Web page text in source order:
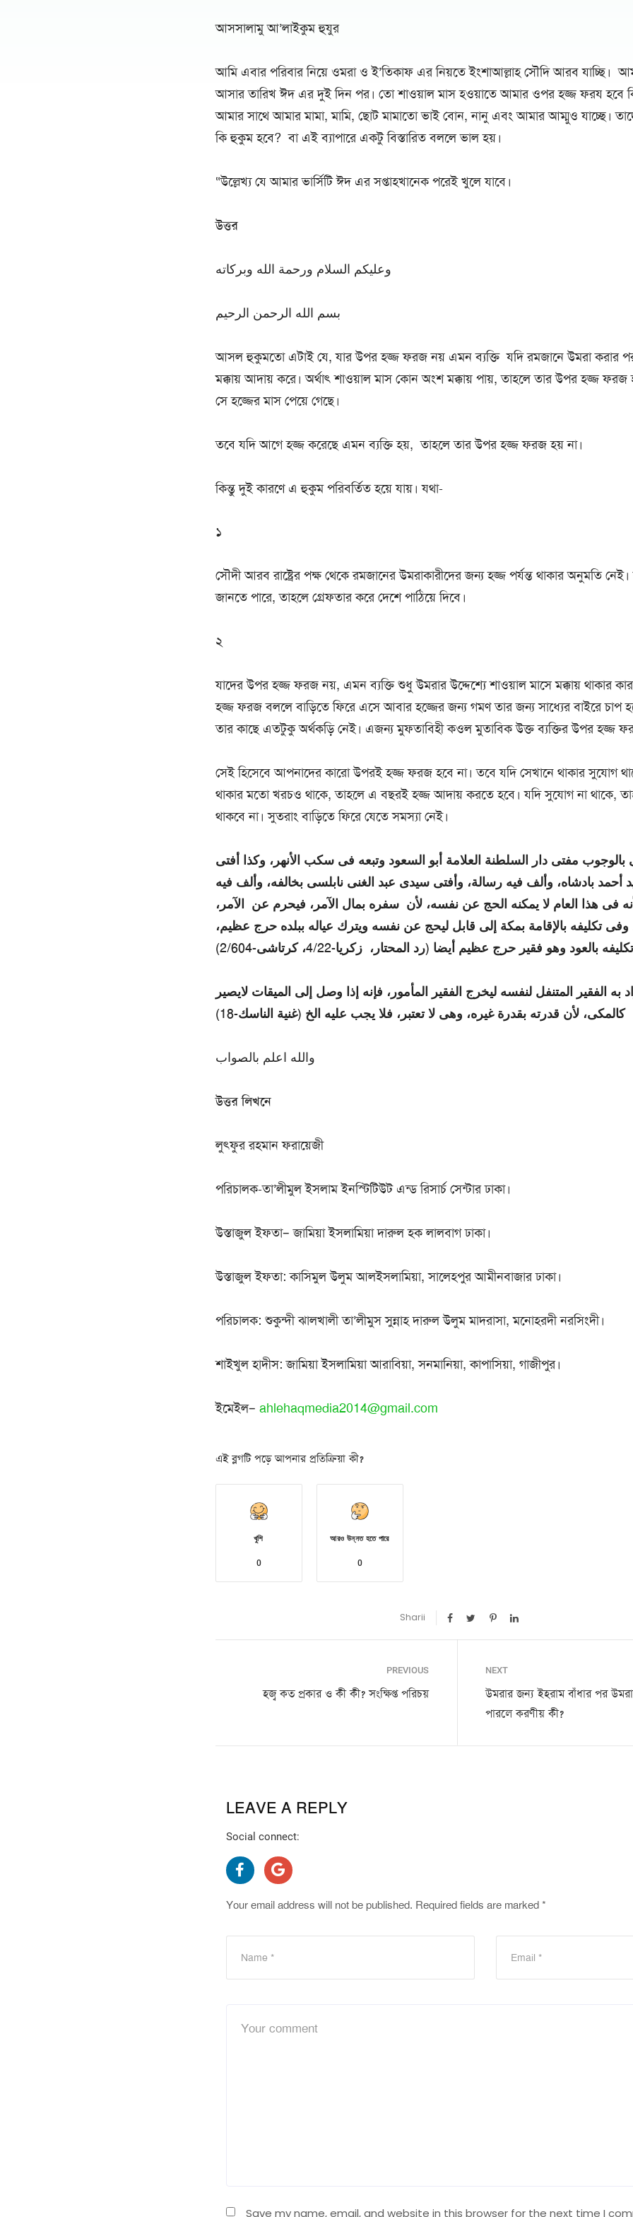
আসসালামু আ’লাইকুম হুযুর
আমি এবার পরিবার নিয়ে ওমরা ও ই’তিকাফ এর নিয়তে ইংশাআল্লাহ সৌদি আরব যাচ্ছি।
আসার তারিখ ঈদ এর দুই দিন পর। তো শাওয়াল মাস হওয়াতে আমার ওপর হজ্জ ফরয হবে
আমার সাথে আমার মামা, মামি, ছোট মামাতো ভাই বোন, নানু এবং আমার আম্মুও যাচ্ছে।
কি হুকুম হবে? বা এই ব্যাপারে একটু বিস্তারিত বললে ভাল হয়।
“উল্লেখ্য যে আমার ভার্সিটি ঈদ এর সপ্তাহখানেক পরেই খুলে যাবে।
উত্তর
وعليكم السلام ورحمة الله وبركاته
بسم الله الرحمن الرحيم
আসল হুকুমতো এটাই যে, যার উপর হজ্জ ফরজ নয় এমন ব্যক্তি যদি রমজানে উমরা করার
মক্কায় আদায় করে। অর্থাৎ শাওয়াল মাস কোন অংশ মক্কায় পায়, তাহলে তার উপর হজ্জ ফরজ
সে হজ্জের মাস পেয়ে গেছে।
তবে যদি আগে হজ্জ করেছে এমন ব্যক্তি হয়, তাহলে তার উপর হজ্জ ফরজ হয় না।
কিন্তু দুই কারণে এ হুকুম পরিবর্তিত হয়ে যায়। যথা-
১
সৌদী আরব রাষ্ট্রের পক্ষ থেকে রমজানের উমরাকারীদের জন্য হজ্জ পর্যন্ত থাকার অনুমতি নেই।
জানতে পারে, তাহলে গ্রেফতার করে দেশে পাঠিয়ে দিবে।
২
যাদের উপর হজ্জ ফরজ নয়, এমন ব্যক্তি শুধু উমরার উদ্দেশ্যে শাওয়াল মাসে মক্কায় থাকার
হজ্জ ফরজ বললে বাড়িতে ফিরে এসে আবার হজ্জের জন্য গমণ তার জন্য সাধ্যের বাইরে চাপ
তার কাছে এতটুকু অর্থকড়ি নেই। এজন্য মুফতাবিহী কওল মুতাবিক উক্ত ব্যক্তির উপর হজ্জ
সেই হিসেবে আপনাদের কারো উপরই হজ্জ ফরজ হবে না। তবে যদি সেখানে থাকার সুযোগ
থাকার মতো খরচও থাকে, তাহলে এ বছরই হজ্জ আদায় করতে হবে। যদি সুযোগ না থাকে,
থাকবে না। সুতরাং বাড়িতে ফিরে যেতে সমস্যা নেই।
مفتى دار السلطنة العلامة أبو السعود وتبعه فى سكب الأنهر، وكذا أفتى
أحمد بادشاه، وألف فيه رسالة، وأفتى سيدى عبد الغنى نابلسى بخالفه، وألف فيه
فى هذا العام لا يمكنه الحج عن نفسه، لأن سفره بمال الآمر، فيحرم عن الآمر،
تكليفه بالإقامة بمكة إلى قابل ليحج عن نفسه ويترك عياله ببلده حرج عظيم،
بالعود وهو فقير حرج عظيم أيضا (رد المحتار، زكريا-4/22، كرتاشى-2/604)
به الفقير المتنفل لنفسه ليخرج الفقير المأمور، فإنه إذا وصل إلى الميقات لايصير
كالمكى، لأن قدرته بقدرة غيره، وهى لا تعتبر، فلا يجب عليه الخ (غنية الناسك-18)
والله اعلم بالصواب
উত্তর লিখনে
লুৎফুর রহমান ফরায়েজী
পরিচালক-তা’লীমুল ইসলাম ইনস্টিটিউট এন্ড রিসার্চ সেন্টার ঢাকা।
উস্তাজুল ইফতা– জামিয়া ইসলামিয়া দারুল হক লালবাগ ঢাকা।
উস্তাজুল ইফতা: কাসিমুল উলুম আলইসলামিয়া, সালেহপুর আমীনবাজার ঢাকা।
পরিচালক: শুকুন্দী ঝালখালী তা’লীমুস সুন্নাহ দারুল উলুম মাদরাসা, মনোহরদী নরসিংদী।
শাইখুল হাদীস: জামিয়া ইসলামিয়া আরাবিয়া, সনমানিয়া, কাপাসিয়া, গাজীপুর।
ইমেইল– ahlehaqmedia2014@gmail.com
এই ব্লগটি পড়ে আপনার প্রতিক্রিয়া কী?
খুশি
0
আরও উন্নত হতে পারে
0
Sharii
PREVIOUS
হজ্ব কত প্রকার ও কী কী? সংক্ষিপ্ত পরিচয়
NEXT
উমরার জন্য ইহরাম বাঁধার পর
পারলে করণীয় কী?
LEAVE A REPLY
Social connect:
Your email address will not be published. Required fields are marked *
Save my name, email, and website in this browser for the next time I